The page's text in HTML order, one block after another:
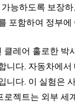
능하도록 보장
포함하여 정부
레어 훌로한 박
니다. 자동차에
니다. 이 실험은
로젝트는 외부 세